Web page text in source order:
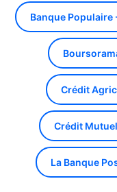
Banque Populaire
Crédit
Crédit
La Banque